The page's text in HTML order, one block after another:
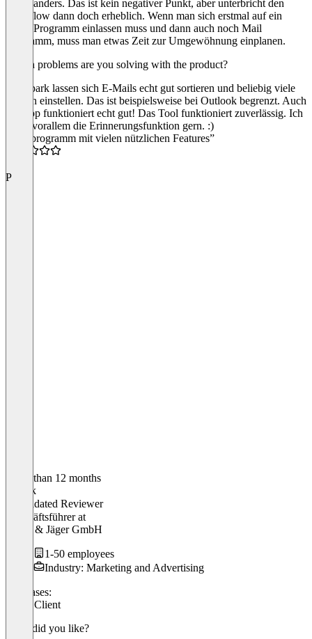
etwas anders. Das ist kein negativer Punkt, aber unterbricht den
Workflow dann doch erheblich. Wenn man sich erstmal auf ein
neues Programm einlassen muss und dann auch noch Mail
Programm, muss man etwas Zeit zur Umgewöhnung einplanen.
Which problems are you solving with the product?
Mit Spark lassen sich E-Mails echt gut sortieren und beliebig viele
Regeln einstellen. Das ist beispielsweise bei Outlook begrenzt. Auch
die App funktioniert echt gut! Das Tool funktioniert zuverlässig. Ich
nutze vorallem die Erinnerungsfunktion gern. :)
“Mailprogramm mit vielen nützlichen Features”
P
Older than 12 months
Patrick
Validated Reviewer
Geschäftsführerat
Fuchs & Jäger GmbH
1-50 employees
Industry: Marketing and Advertising
Use cases:
Email Client
What did you like?